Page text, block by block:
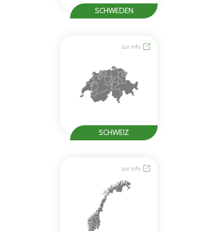
SCHWEDEN
zur Info
SCHWEIZ
zur Info